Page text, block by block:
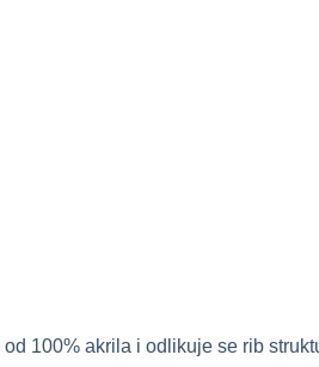
100% akrila i odlikuje se rib